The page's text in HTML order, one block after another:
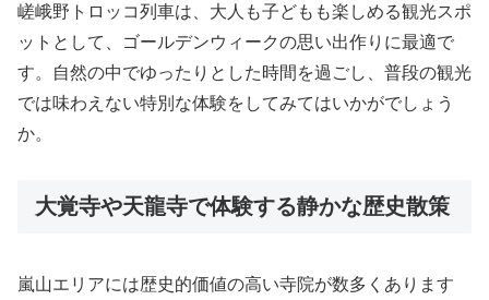
嵯峨野トロッコ列車は、大人も子どもも楽しめる観光スポ
ットとして、ゴールデンウィークの思い出作りに最適で
す。自然の中でゆったりとした時間を過ごし、普段の観光
では味わえない特別な体験をしてみてはいかがでしょう
か。
大覚寺や天龍寺で体験する静かな歴史散策
嵐山エリアには歴史的価値の高い寺院が数多くあります